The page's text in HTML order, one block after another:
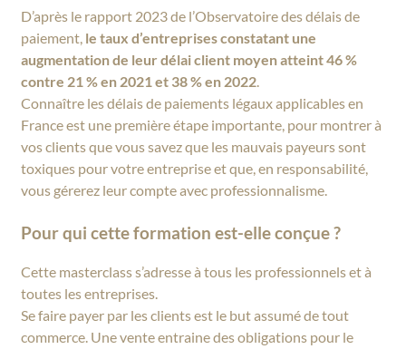
D’après le rapport 2023 de l’Observatoire des délais de
paiement, le taux d’entreprises constatant une
augmentation de leur délai client moyen atteint 46 %
contre 21 % en 2021 et 38 % en 2022.
Connaître les délais de paiements légaux applicables en
France est une première étape importante, pour montrer à
vos clients que vous savez que les mauvais payeurs sont
toxiques pour votre entreprise et que, en responsabilité,
vous gérerez leur compte avec professionnalisme.
Pour qui cette formation est-elle conçue ?
Cette masterclass s’adresse à tous les professionnels et à
toutes les entreprises.
Se faire payer par les clients est le but assumé de tout
commerce. Une vente entraine des obligations pour le